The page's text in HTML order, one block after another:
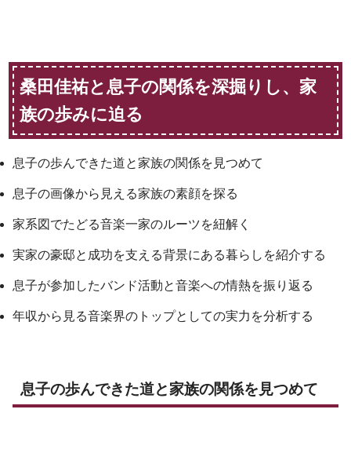
桑田佳祐と息子の関係を深掘りし、家
族の歩みに迫る
息子の歩んできた道と家族の関係を見つめて
息子の画像から見える家族の素顔を探る
家系図でたどる音楽一家のルーツを紐解く
実家の豪邸と成功を支える背景にある暮らしを紹介する
息子が参加したバンド活動と音楽への情熱を振り返る
年収から見る音楽界のトップとしての実力を分析する
息子の歩んできた道と家族の関係を見つめて